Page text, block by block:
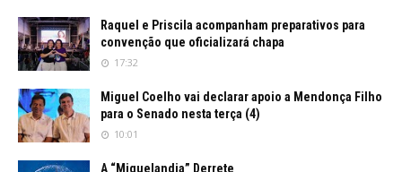
Raquel e Priscila acompanham preparativos para
convenção que oficializará chapa
17:32
Miguel Coelho vai declarar apoio a Mendonça Filho
para o Senado nesta terça (4)
10:01
A “Miguelandia” Derrete